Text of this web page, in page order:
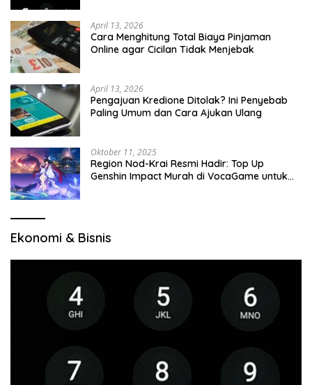
April 13, 2026
Cara Menghitung Total Biaya Pinjaman
Online agar Cicilan Tidak Menjebak
April 13, 2026
Pengajuan Kredione Ditolak? Ini Penyebab
Paling Umum dan Cara Ajukan Ulang
Oktober 11, 2025
Region Nod-Krai Resmi Hadir: Top Up
Genshin Impact Murah di VocaGame untuk
Ekonomi & Bisnis